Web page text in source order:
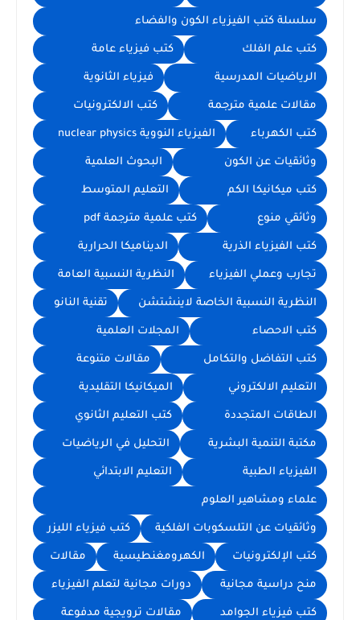
سلسلة كتب الفيزياء الكون والفضاء
كتب علم الفلك كتب فيزياء عامة
الرياضيات المدرسية فيزياء الثانوية
مقالات علمية مترجمة كتب الالكترونيات
كتب الكهرباء الفيزياء النووية nuclear physics
وثائقيات عن الكون البحوث العلمية
كتب ميكانيكا الكم التعليم المتوسط
وثائقي منوع كتب علمية مترجمة pdf
كتب الفيزياء الذرية الديناميكا الحرارية
تجارب وعملي الفيزياء النظرية النسبية العامة
النظرية النسبية الخاصة لاينشتشن تقنية النانو
كتب الاحصاء المجلات العلمية
كتب التفاضل والتكامل مقالات متنوعة
التعليم الالكتروني الميكانيكا التقليدية
الطاقات المتجددة كتب التعليم الثانوي
مكتبة التنمية البشرية التحليل في الرياضيات
الفيزياء الطبية التعليم الابتدائي
علماء ومشاهير العلوم
وثائقيات عن التلسكوبات الفلكية كتب فيزياء الليزر
كتب الإلكترونيات الكهرومغنطيسية مقالات
منح دراسية مجانية دورات مجانية لتعلم الفيزياء
كتب فيزياء الجوامد مقالات ترويجية مدفوعة